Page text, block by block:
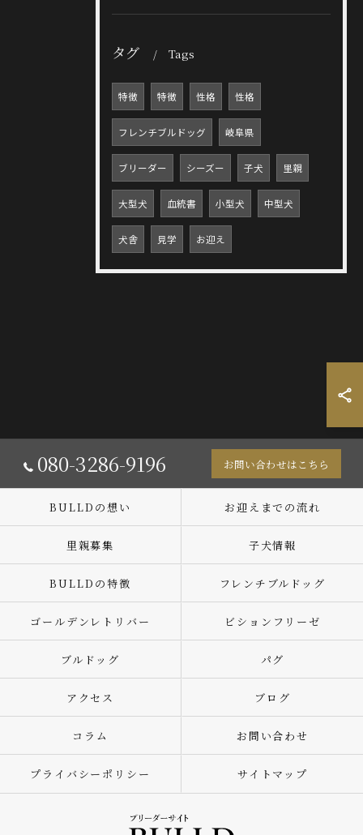
タグ Tags
特徴 特徴 性格 性格
フレンチブルドッグ 岐阜県
ブリーダー シーズー 子犬 里親
大型犬 血統書 小型犬 中型犬
犬舎 見学 お迎え
080-3286-9196 お問い合わせはこちら
BULLDの想い お迎えまでの流れ
里親募集 子犬情報
BULLDの特徴 フレンチブルドッグ
ゴールデンレトリバー ビションフリーゼ
ブルドッグ パグ
アクセス ブログ
コラム お問い合わせ
プライバシーポリシー サイトマップ